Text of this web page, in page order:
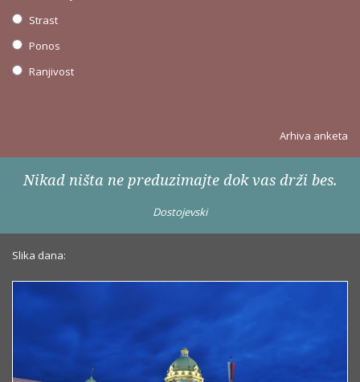
Strast
Ponos
Ranjivost
Arhiva anketa
Nikad ništa ne preduzimajte dok vas drži bes.
Dostojevski
Slika dana: